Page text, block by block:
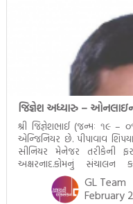
જિજ્ઞેશ અધ્યારુ – ઓનલાઇન
શ્રી જિજ્ઞેશભાઈ (જન્મઃ ૧૯
એન્જિનિયર છે. પીપાવાવ
સીનિયર મેનેજર તરીકેની
અક્ષરનાદ.કોમનું
રીડગુજરાતી.કોમનું પણ
અક્ષરનાદ તથા રીડગુજરાતી
GL Team
February